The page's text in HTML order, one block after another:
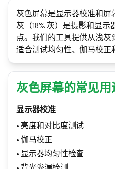
灰色屏幕是显示器校准和屏
灰（18% 灰）是摄影和显
点。我们的工具提供从浅灰
适合测试均匀性、伽马校正
灰色屏幕的常见用
显示器校准
• 亮度和对比度测试
• 伽马校正
• 显示器均匀性检查
• 背光渗漏检测